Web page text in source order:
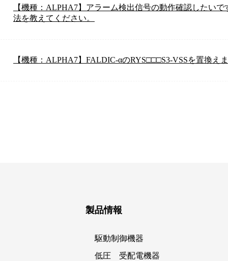
【機種：ALPHA7】アラーム検出信号の動作確認したい
法を教えてください。
【機種：ALPHA7】FALDIC-αのRYS□□□S3-VSSを置換え
製品情報
駆動制御機器
低圧 受配電機器